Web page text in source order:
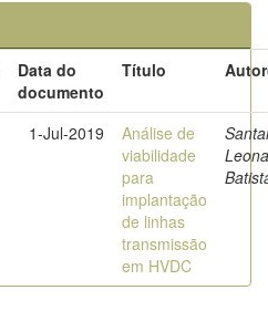
Data do
documento
Título
1-Jul-2019
Análise de
viabilidade
para
implantação
de linhas
transmissão
em HVDC